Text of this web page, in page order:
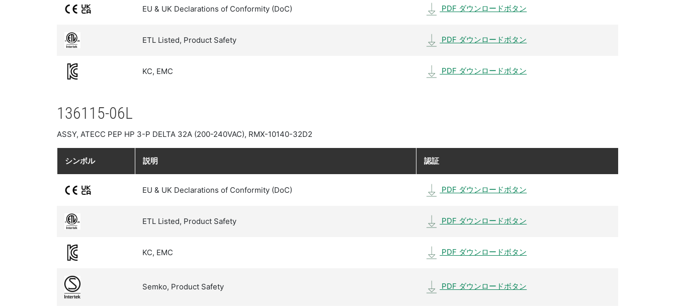
EU & UK Declarations of Conformity (DoC) PDF ダウンロードボタン
ETL Listed, Product Safety PDF ダウンロードボタン
KC, EMC PDF ダウンロードボタン
136115-06L
ASSY, ATECC PEP HP 3-P DELTA 32A (200-240VAC), RMX-10140-32D2
シンボル 説明 認証
EU & UK Declarations of Conformity (DoC) PDF ダウンロードボタン
ETL Listed, Product Safety PDF ダウンロードボタン
KC, EMC PDF ダウンロードボタン
Semko, Product Safety PDF ダウンロードボタン